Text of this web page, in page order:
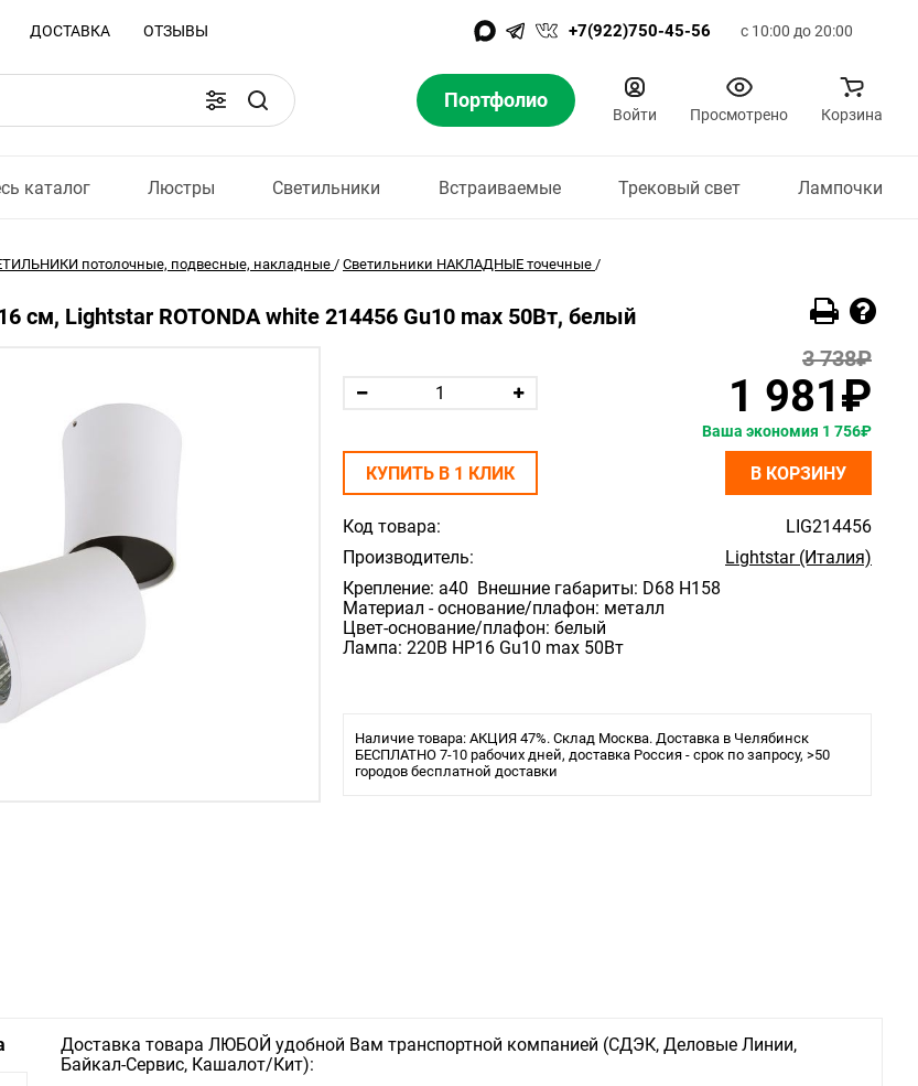
ДОСТАВКА ОТЗЫВЫ +7(922)750-45-56 с 10:00 до 20:00
Портфолио
Войти Просмотрено Корзина
каталог Люстры Светильники Встраиваемые Трековый свет Лампочки
потолочные, подвесные, накладные / Светильники НАКЛАДНЫЕ точечные /
см, Lightstar ROTONDA white 214456 Gu10 max 50Вт, белый
Код товара:
LIG214456
Производитель:
Lightstar (Италия)
Крепление: a40 Внешние габариты: D68 H158
Материал - основание/плафон: металл
Цвет-основание/плафон: белый
Лампа: 220В HP16 Gu10 max 50Вт
Наличие товара: АКЦИЯ 47%. Склад Москва. Доставка в Челябинск
БЕСПЛАТНО 7-10 рабочих дней, доставка Россия - срок по запросу, >50
городов бесплатной доставки
3 738₽
1 981₽
Ваша экономия 1 756₽
КУПИТЬ В 1 КЛИК В КОРЗИНУ
Доставка товара ЛЮБОЙ удобной Вам транспортной компанией (СДЭК, Деловые Линии,
Байкал-Сервис, Кашалот/Кит):